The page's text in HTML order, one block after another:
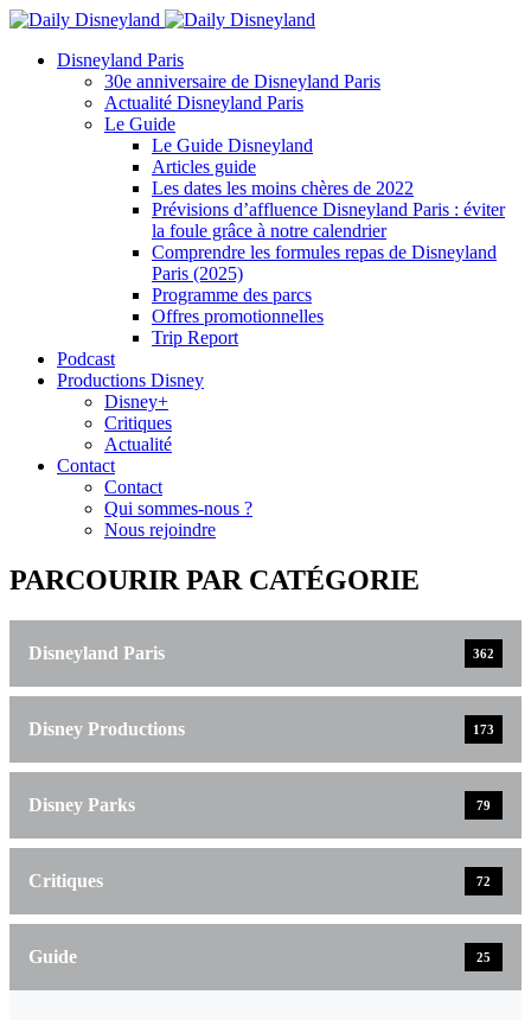
Disneyland Paris
30e anniversaire de Disneyland Paris
Actualité Disneyland Paris
Le Guide
Le Guide Disneyland
Articles guide
Les dates les moins chères de 2022
Prévisions d’affluence Disneyland Paris : éviter
la foule grâce à notre calendrier
Comprendre les formules repas de Disneyland
Paris (2025)
Programme des parcs
Offres promotionnelles
Trip Report
Podcast
Productions Disney
Disney+
Critiques
Actualité
Contact
Contact
Qui sommes-nous ?
Nous rejoindre
PARCOURIR PAR CATÉGORIE
Disneyland Paris 362
Disney Productions 173
Disney Parks 79
Critiques 72
Guide 25